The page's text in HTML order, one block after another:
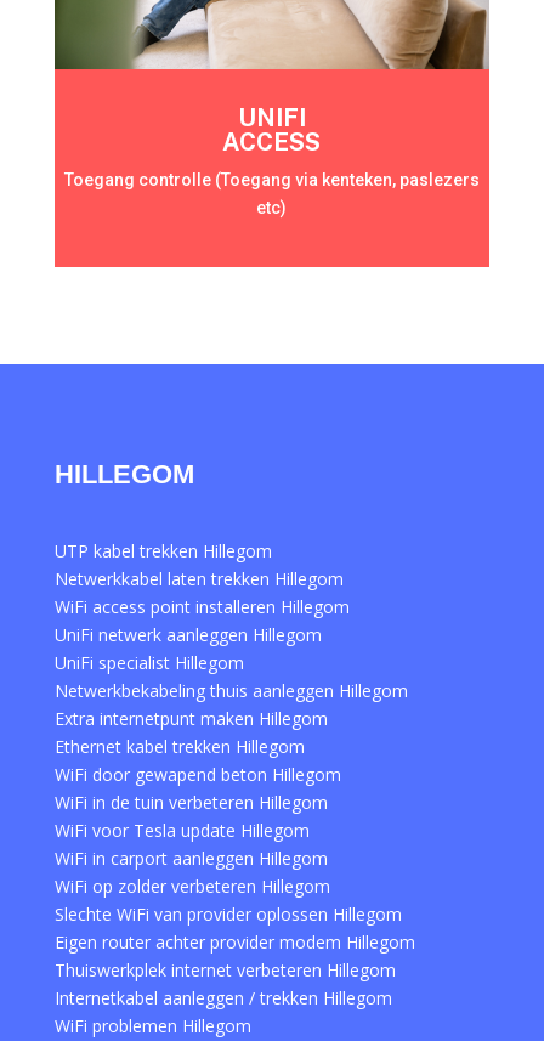
UNIFI
ACCESS
Toegang controlle (Toegang via kenteken, paslezers
etc)
HILLEGOM
UTP kabel trekken Hillegom
Netwerkkabel laten trekken Hillegom
WiFi access point installeren Hillegom
UniFi netwerk aanleggen Hillegom
UniFi specialist Hillegom
Netwerkbekabeling thuis aanleggen Hillegom
Extra internetpunt maken Hillegom
Ethernet kabel trekken Hillegom
WiFi door gewapend beton Hillegom
WiFi in de tuin verbeteren Hillegom
WiFi voor Tesla update Hillegom
WiFi in carport aanleggen Hillegom
WiFi op zolder verbeteren Hillegom
Slechte WiFi van provider oplossen Hillegom
Eigen router achter provider modem Hillegom
Thuiswerkplek internet verbeteren Hillegom
Internetkabel aanleggen / trekken Hillegom
WiFi problemen Hillegom